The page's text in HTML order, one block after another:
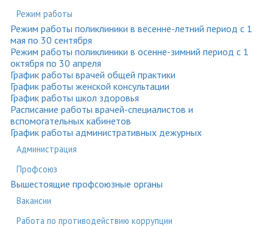
Режим работы
Режим работы поликлиники в весенне-летний период с 1
мая по 30 сентября
Режим работы поликлиники в осенне-зимний период с 1
октября по 30 апреля
График работы врачей общей практики
График работы женской консультации
График работы школ здоровья
Расписание работы врачей-специалистов и
вспомогательных кабинетов
График работы административных дежурных
Администрация
Профсоюз
Вышестоящие профсоюзные органы
Вакансии
Работа по противодействию коррупции